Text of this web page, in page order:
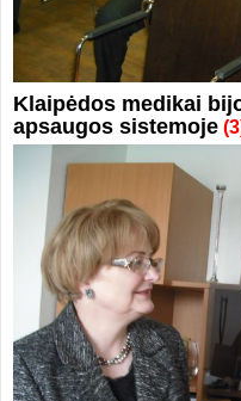
Klaipėdos medikai
apsaugos sistemoje